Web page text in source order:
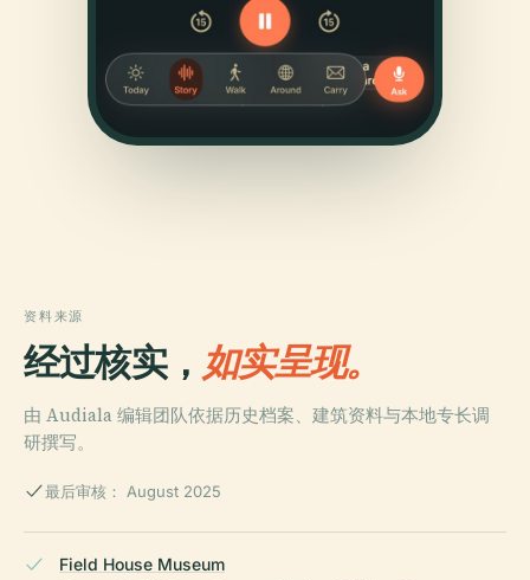
资料来源
经过核实， 如实呈现。
由 Audiala 编辑团队依据历史档案、建筑资料与本地专长调
研撰写。
最后审核： August 2025
Field House Museum